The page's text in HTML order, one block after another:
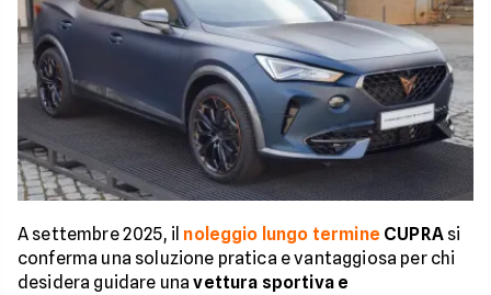
A settembre 2025, il noleggio lungo termine CUPRAsi
conferma una soluzione pratica e vantaggiosa per chi
desidera guidare unavettura sportiva e